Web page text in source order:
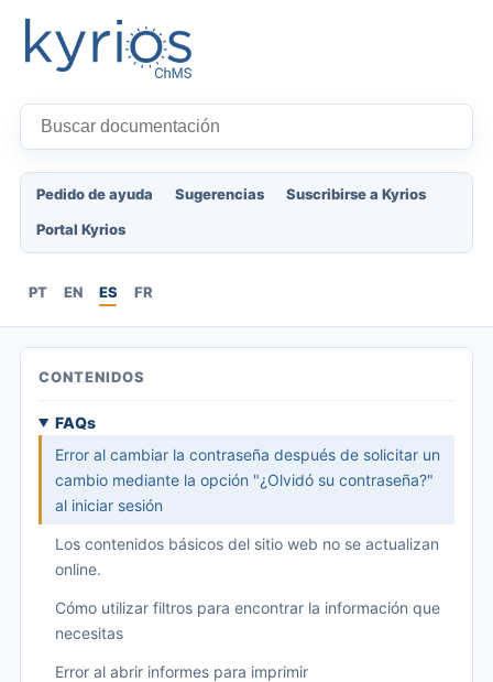
Pedido de ayuda Sugerencias
Suscribirse a Kyrios
Portal Kyrios
PT EN ES FR
CONTENIDOS
FAQs
Error al cambiar la contraseña después de solicitar un
cambio mediante la opción "¿Olvidó su contraseña?"
al iniciar sesión
Los contenidos básicos del sitio web no se actualizan
online.
Cómo utilizar filtros para encontrar la información que
necesitas
Error al abrir informes para imprimir